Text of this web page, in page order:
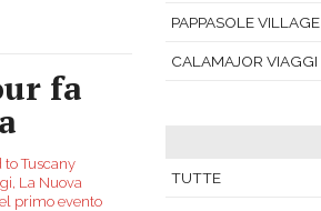
fa
to Tuscany
La Nuova
primo evento
PAPPASOLE VILLAGE
CALAMAJOR VIAGGI
TUTTE